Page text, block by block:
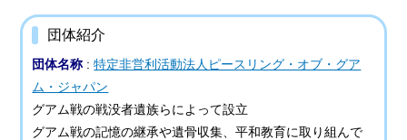
団体紹介
団体名称 :特定非営利活動法人ピースリング・オブ・グア
ム・ジャパン
グアム戦の戦没者遺族らによって設立
グアム戦の記憶の継承や遺骨収集、平和教育に取り組んで